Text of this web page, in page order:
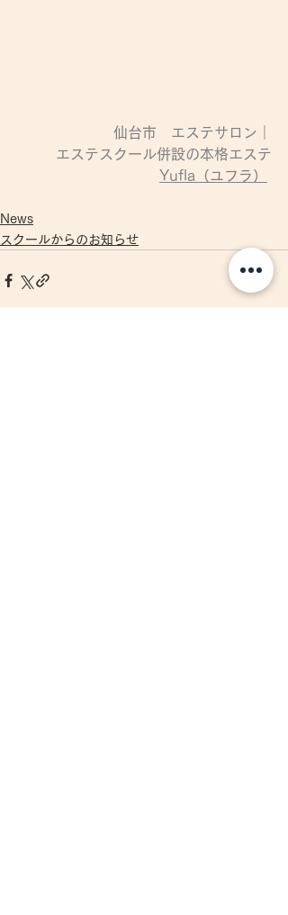
仙台市　エステサロン｜
エステスクール併設の本格エステ
Yufla（ユフラ）
News
スクールからのお知らせ